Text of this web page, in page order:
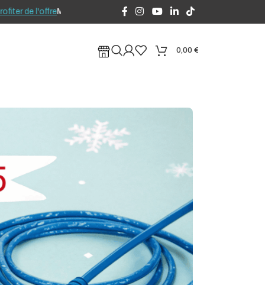
l'offre MISSION INVISIBLE 2026 : Créneaux d'août ouverts en
0,00 €